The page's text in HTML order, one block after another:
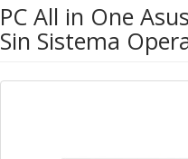
PC All in One
Sin Sistema